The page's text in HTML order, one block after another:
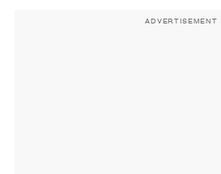
ADVERTISEMENT